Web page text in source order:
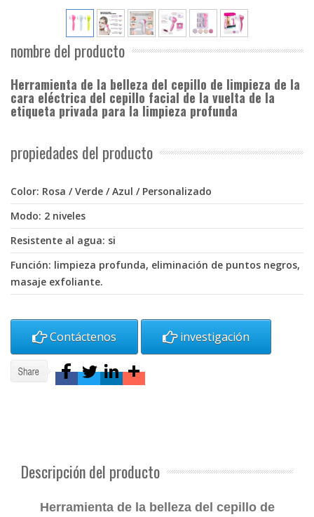
nombre del producto
Herramienta de la belleza del cepillo de limpieza de la
cara eléctrica del cepillo facial de la vuelta de la
etiqueta privada para la limpieza profunda
propiedades del producto
Color: Rosa / Verde / Azul / Personalizado
Modo: 2 niveles
Resistente al agua: si
Función: limpieza profunda, eliminación de puntos negros,
masaje exfoliante.
Contáctenos investigación
Descripción del producto
Herramienta de la belleza del cepillo de